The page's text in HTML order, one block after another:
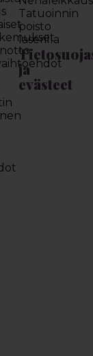
Tatuoinnin
poisto
laserilla
ja
evästeet